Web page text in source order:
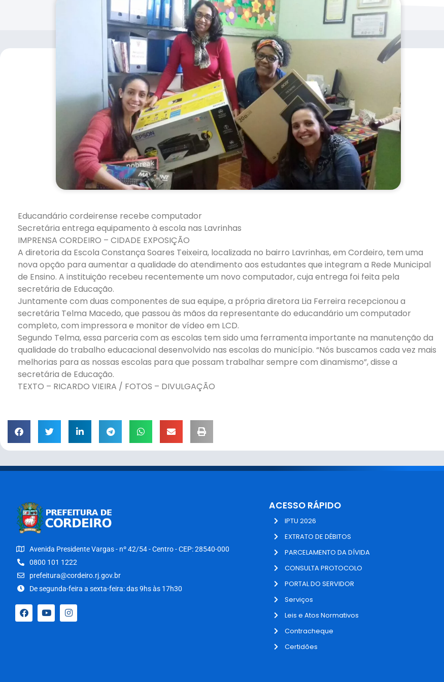
Educandário cordeirense recebe computador
Secretária entrega equipamento à escola nas Lavrinhas
IMPRENSA CORDEIRO – CIDADE EXPOSIÇÃO
A diretoria da Escola Constança Soares Teixeira, localizada no bairro Lavrinhas, em Cordeiro, tem uma
nova opção para aumentar a qualidade do atendimento aos estudantes que integram a Rede Municipal
de Ensino. A instituição recebeu recentemente um novo computador, cuja entrega foi feita pela
secretária de Educação.
Juntamente com duas componentes de sua equipe, a própria diretora Lia Ferreira recepcionou a
secretária Telma Macedo, que passou às mãos da representante do educandário um computador
completo, com impressora e monitor de vídeo em LCD.
Segundo Telma, essa parceria com as escolas tem sido uma ferramenta importante na manutenção da
qualidade do trabalho educacional desenvolvido nas escolas do município. “Nós buscamos cada vez mais
melhorias para as nossas escolas para que possam trabalhar sempre com dinamismo”, disse a
secretária de Educação.
TEXTO – RICARDO VIEIRA / FOTOS – DIVULGAÇÃO
Avenida Presidente Vargas - nº 42/54 - Centro - CEP: 28540-000
0800 101 1222
prefeitura@cordeiro.rj.gov.br
De segunda-feira a sexta-feira: das 9hs às 17h30
ACESSO RÁPIDO
IPTU 2026
EXTRATO DE DÉBITOS
PARCELAMENTO DA DÍVIDA
CONSULTA PROTOCOLO
PORTAL DO SERVIDOR
Serviços
Leis e Atos Normativos
Contracheque
Certidões